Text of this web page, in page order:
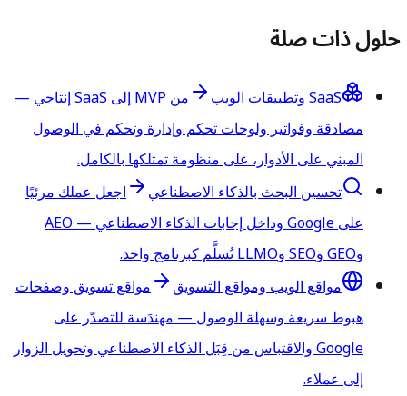
حلول ذات صلة
SaaS وتطبيقات الويب
من MVP إلى SaaS إنتاجي —
مصادقة وفواتير ولوحات تحكم وإدارة وتحكم في الوصول
المبني على الأدوار، على منظومة تمتلكها بالكامل.
تحسين البحث بالذكاء الاصطناعي
اجعل عملك مرئيًا
على Google وداخل إجابات الذكاء الاصطناعي — AEO
وGEO وSEO وLLMO تُسلَّم كبرنامج واحد.
مواقع الويب ومواقع التسويق
مواقع تسويق وصفحات
هبوط سريعة وسهلة الوصول — مهندَسة للتصدّر على
Google والاقتباس من قِبَل الذكاء الاصطناعي وتحويل الزوار
إلى عملاء.